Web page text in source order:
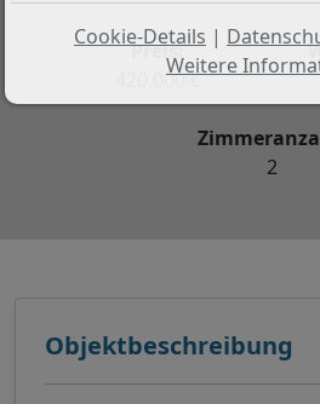
Preis:
420.000 €
2
Objektbeschreibung
Cookie-Details |
Weitere